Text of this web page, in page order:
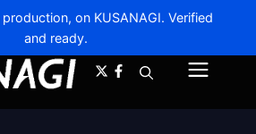
on KUSANAGI. Verified
and ready.
A- A+